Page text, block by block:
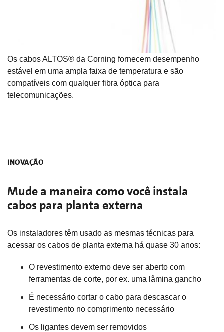
Os cabos ALTOS® da Corning fornecem desempenho
estável em uma ampla faixa de temperatura e são
compatíveis com qualquer fibra óptica para
telecomunicações.
INOVAÇÃO
Mude a maneira como você instala
cabos para planta externa
Os instaladores têm usado as mesmas técnicas para
acessar os cabos de planta externa há quase 30 anos:
O revestimento externo deve ser aberto com
ferramentas de corte, por ex. uma lâmina gancho
É necessário cortar o cabo para descascar o
revestimento no comprimento necessário
Os ligantes devem ser removidos